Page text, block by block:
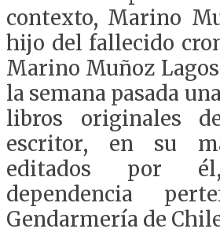
contexto, Marino
hijo del fallecido
Marino Muñoz
la semana pasada
libros originales
escritor, en su
editados por
dependencia
Gendarmería de